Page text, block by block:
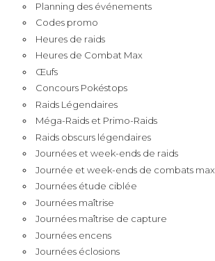
Planning des événements
Codes promo
Heures de raids
Heures de Combat Max
Œufs
Concours Pokéstops
Raids Légendaires
Méga-Raids et Primo-Raids
Raids obscurs légendaires
Journées et week-ends de raids
Journée et week-ends de combats max
Journées étude ciblée
Journées maîtrise
Journées maîtrise de capture
Journées encens
Journées éclosions